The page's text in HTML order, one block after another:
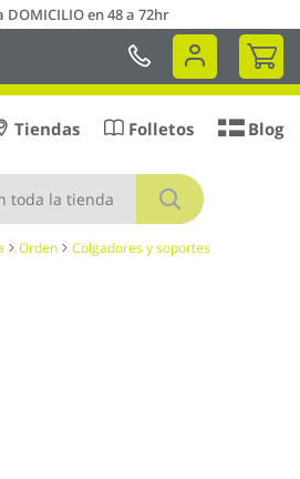
DOMICILIO en 48 a 72hr
Mi
Buscar
Tiendas Folletos Blog
Orden Colgadores y soportes